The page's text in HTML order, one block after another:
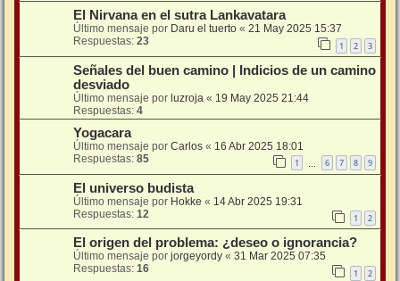
El Nirvana en el sutra Lankavatara
Último mensaje por Daru el tuerto « 21 May 2025 15:37
Respuestas: 23 1 2 3
Señales del buen camino | Indicios de un camino
desviado
Último mensaje por luzroja « 19 May 2025 21:44
Respuestas: 4
Yogacara
Último mensaje por Carlos « 16 Abr 2025 18:01
Respuestas: 85 1 6 7 8 9
El universo budista
Último mensaje por Hokke « 14 Abr 2025 19:31
Respuestas: 12 1 2
El origen del problema: ¿deseo o ignorancia?
Último mensaje por jorgeyordy « 31 Mar 2025 07:35
Respuestas: 16 1 2